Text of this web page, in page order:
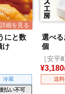
にと数
け
冷蔵
払い不可
選べ
個
［安平
¥3,180
送